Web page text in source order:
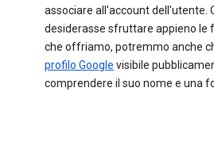
associare all'account dell'utente.
desiderasse sfruttare appieno le
che offriamo, potremmo anche
profilo Google visibile
comprendere il suo nome e una